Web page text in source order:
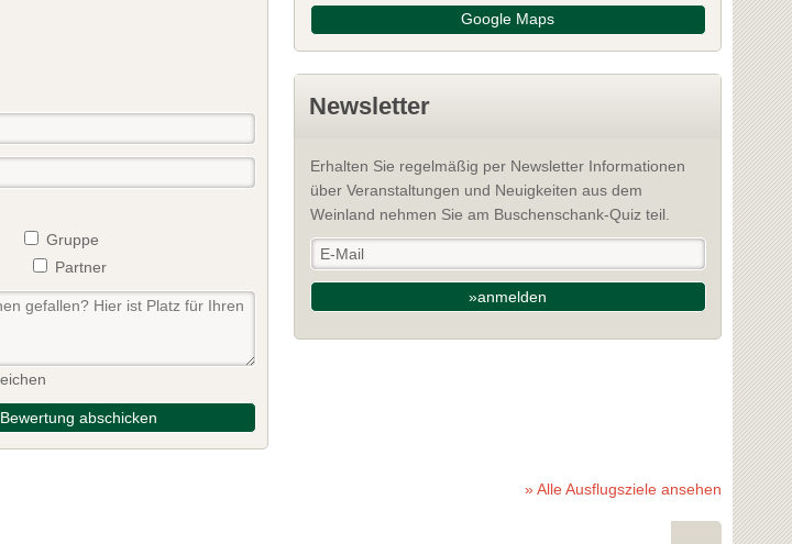
Gruppe
Partner
abschicken
Google Maps
Newsletter
Erhalten Sie regelmäßig per Newsletter Informationen
über Veranstaltungen und Neuigkeiten aus dem
Weinland nehmen Sie am Buschenschank-Quiz teil.
»anmelden
» Alle Ausflugsziele ansehen